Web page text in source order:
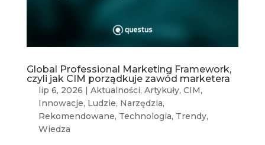
Global Professional Marketing Framework,
czyli jak CIM porządkuje zawód marketera
lip 6, 2026 | Aktualności, Artykuły, CIM,
Innowacje, Ludzie, Narzędzia,
Rekomendowane, Technologia, Trendy,
Wiedza